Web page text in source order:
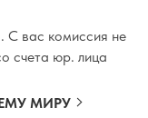
С вас комиссия не
счета юр. лица
МИРУ